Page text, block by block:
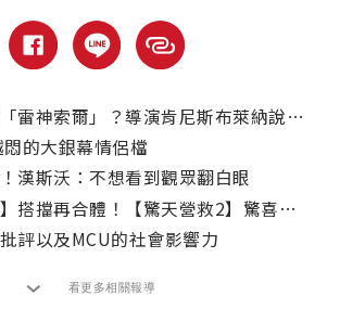
索爾」？導演肯尼斯布萊納說自己還有一大堆想法！
的大銀幕情侶檔
漢斯沃：不想看到觀眾翻白眼
搭擋再合體！【驚天營救2】驚喜選角曝光
評以及MCU的社會影響力
看更多相關報導